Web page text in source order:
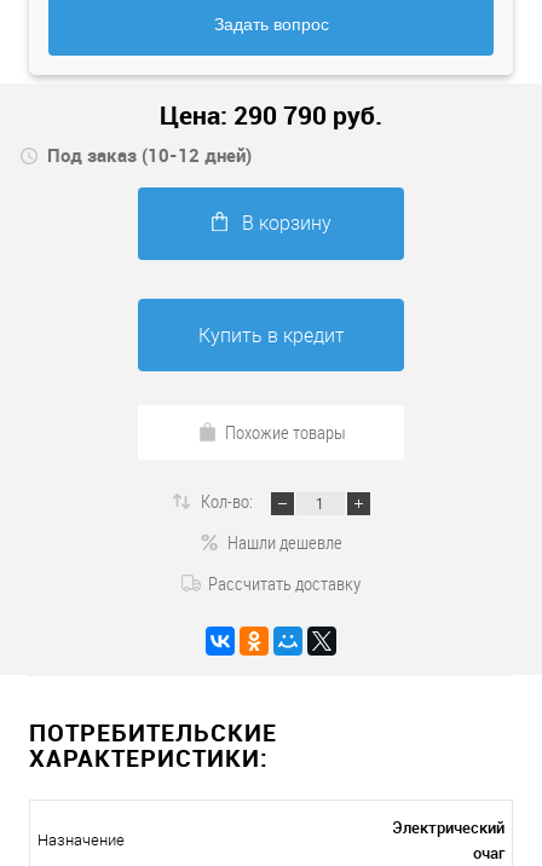
Задать вопрос
Цена: 290 790 руб.
Под заказ (10-12 дней)
В корзину
Купить в кредит
Похожие товары
Кол-во:
Нашли дешевле
Рассчитать доставку
ПОТРЕБИТЕЛЬСКИЕ
ХАРАКТЕРИСТИКИ:
Назначение
Электрический
очаг